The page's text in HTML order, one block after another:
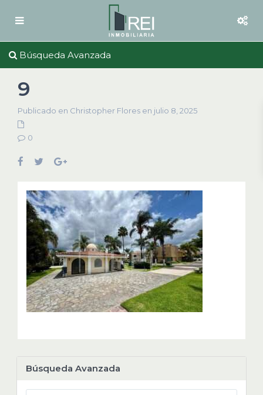
Búsqueda Avanzada
9
Publicado en Christopher Flores en julio 8, 2025
0
Búsqueda Avanzada